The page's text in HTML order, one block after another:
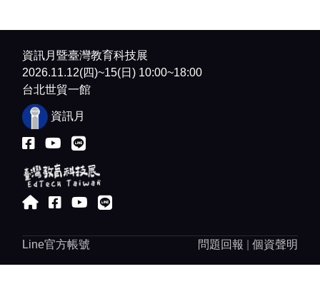
式。活動為期四天，每天六場研習，主題
橫跨語文、數學、藝術、STEAM、特教與
班級經營，展現 AI 如何成為教師的最佳學
習夥伴。
ViewSonic 2025 臺灣教育科技展 — 五大
亮點
💡 亮點一：
樣貌！
全台教師輪番登場，分享
跨域素養、分科互動與課堂應用實例。
結合myViewBoard × ClassSwift，讓教師
資訊月暨臺灣教育科技展
2026.11.12(四)~15(日) 10:00~18:00
台北世貿一館
資訊月
Line官方帳號 問題回報 個資聲明